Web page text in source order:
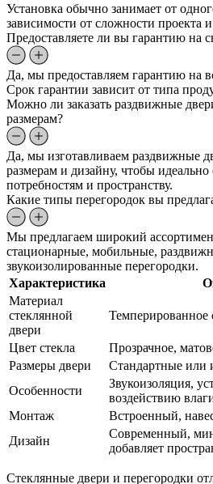
Установка обычно занимает от
зависимости от сложности проекта
Предоставляете ли вы гарантию на
Да, мы предоставляем гарантию на
Срок гарантии зависит от типа
Можно ли заказать раздвижные
размерам?
Да, мы изготавливаем раздвижные
размерам и дизайну, чтобы
потребностям и пространству.
Какие типы перегородок вы
Мы предлагаем широкий
стационарные, мобильные,
звукоизолированные перегородки.
Характеристика
Материал
стеклянной
двери
Темперированное
Цвет стекла
Прозрачное,
Размеры двери
Стандартные или
Особенности
Звукоизоляция,
воздействию
Монтаж
Встроенный,
Дизайн
Современный,
добавляет
Стеклянные двери и перегородки